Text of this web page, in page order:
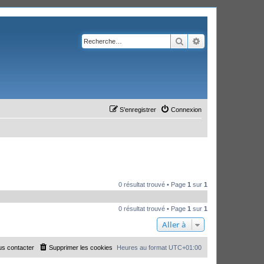
Rechercher
Connexion
S’enregistrer
0 résultat trouvé • Page 1 sur 1
0 résultat trouvé • Page 1 sur 1
Aller à
Heures au format UTC+01:00
Supprimer les cookies
contacter